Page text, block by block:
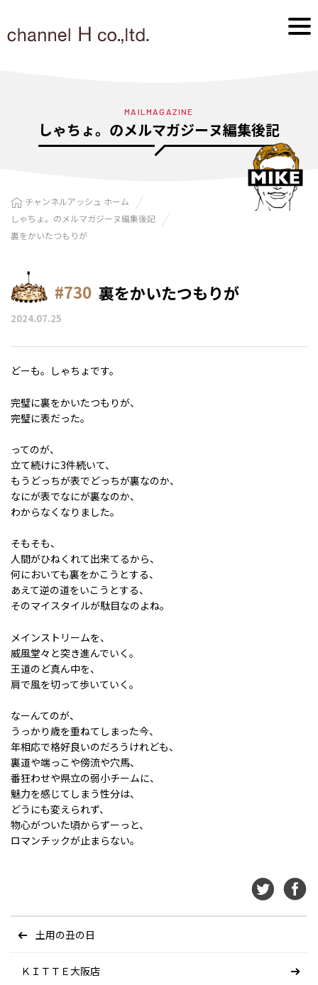
MAILMAGAZINE
しゃちょ。のメルマガジーヌ編集後記
チャンネルアッシュ ホーム
しゃちょ。のメルマガジーヌ編集後記
裏をかいたつもりが
#730 裏をかいたつもりが
2024.07.25
どーも。しゃちょです。
完璧に裏をかいたつもりが、
完璧に表だった。
ってのが、
立て続けに3件続いて、
もうどっちが表でどっちが裏なのか、
なにが表でなにが裏なのか、
わからなくなりました。
そもそも、
人間がひねくれて出来てるから、
何においても裏をかこうとする、
あえて逆の道をいこうとする、
そのマイスタイルが駄目なのよね。
メインストリームを、
威風堂々と突き進んでいく。
王道のど真ん中を、
肩で風を切って歩いていく。
なーんてのが、
うっかり歳を重ねてしまった今、
年相応で格好良いのだろうけれども、
裏道や端っこや傍流や穴馬、
番狂わせや県立の弱小チームに、
魅力を感じてしまう性分は、
どうにも変えられず、
物心がついた頃からずーっと、
ロマンチックが止まらない。
土用の丑の日
ＫＩＴＴＥ大阪店